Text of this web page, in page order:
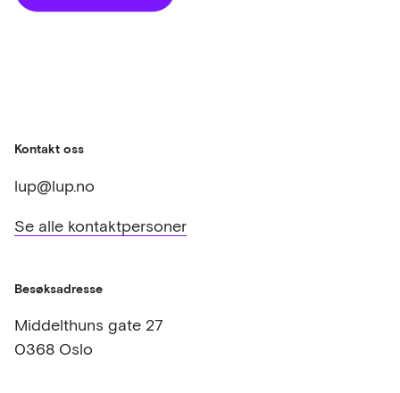
Kontakt oss
lup@lup.no
Se alle kontaktpersoner
Besøksadresse
Middelthuns gate 27
0368 Oslo